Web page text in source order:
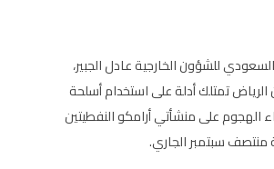
للشؤون الخارجية عادل الجبير،
الرياض تمتلك أدلة على استخدام أسلحة
الهجوم على منشأتي أرامكو النفطيتين
سبتمبر الجاري.